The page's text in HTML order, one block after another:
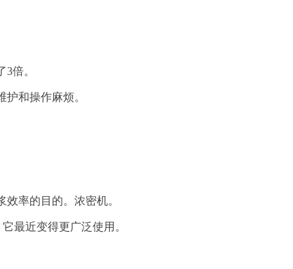
倍。
和操作麻烦。
率的目的。浓密机。
最近变得更广泛使用。